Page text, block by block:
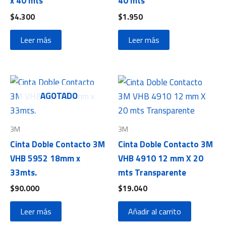
$4.300
Leer más
$1.950
Leer más
AGOTADO
3M
Cinta Doble Contacto 3M
VHB 5952 18mm x
33mts.
$90.000
Leer más
3M
Cinta Doble Contacto 3M
VHB 4910 12 mm X 20
mts Transparente
$19.040
Añadir al carrito